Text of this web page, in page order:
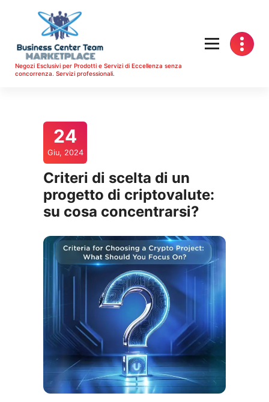
contenuto
Negozi Esclusivi per Prodotti e Servizi di Eccellenza senza
concorrenza. Servizi professionali.
24
Giu, 2024
Criteri di scelta di un
progetto di criptovalute:
su cosa concentrarsi?